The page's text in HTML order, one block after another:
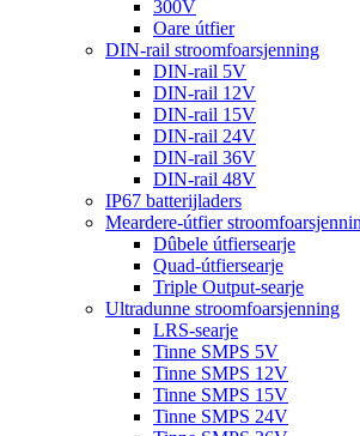
300V
Oare útfier
DIN-rail stroomfoarsjenning
DIN-rail 5V
DIN-rail 12V
DIN-rail 15V
DIN-rail 24V
DIN-rail 36V
DIN-rail 48V
IP67 batterijladers
Meardere-útfier
Dûbele útfiersearje
Quad-útfiersearje
Triple Output-searje
Ultradunne stroomfoarsjenning
LRS-searje
Tinne SMPS 5V
Tinne SMPS 12V
Tinne SMPS 15V
Tinne SMPS 24V